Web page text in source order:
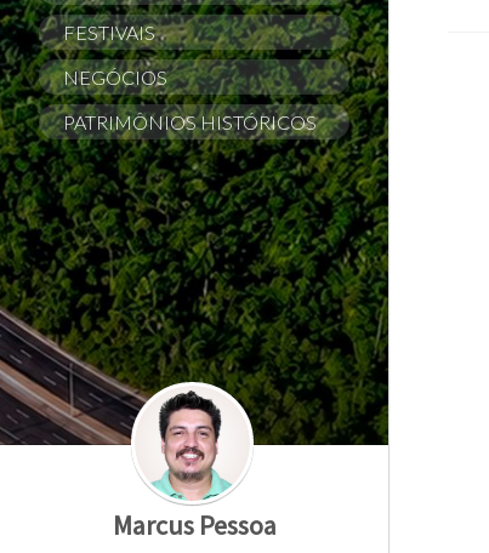
FESTIVAIS
NEGÓCIOS
PATRIMÔNIOS HISTÓRICOS
Marcus Pessoa